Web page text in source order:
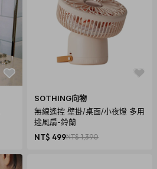
SOTHING向物
無線遙控 壁掛/桌面/小夜燈 多用
途風扇-鈴蘭
NT$ 499NT$ 1,390